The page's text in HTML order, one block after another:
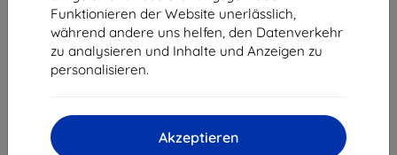
Funktionieren der Website unerlässlich,
während andere uns helfen, den Datenverkehr
zu analysieren und Inhalte und Anzeigen zu
personalisieren.
Akzeptieren
€ 4,40
Letztes Stück auf Lager
€ 6,22
Letztes Stück auf Lager